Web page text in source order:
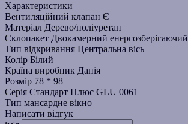
Характеристики
Вентиляційний клапан Є
Матеріал Дерево/поліуретан
Склопакет Двокамерний енергозберігаючий
Тип відкривання Центральна вісь
Колір Білий
Країна виробник Данія
Розмір 78 * 98
Серія Стандарт Плюс GLU 0061
Тип мансардне вікно
Написати відгук